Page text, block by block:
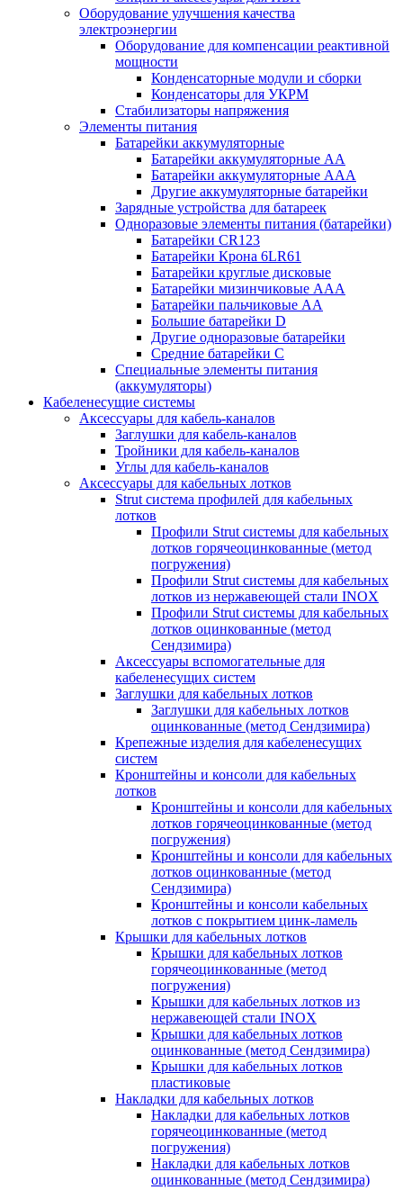
Оборудование улучшения качества
электроэнергии
Оборудование для компенсации реактивной
мощности
Конденсаторные модули и сборки
Конденсаторы для УКРМ
Стабилизаторы напряжения
Элементы питания
Батарейки аккумуляторные
Батарейки аккумуляторные АА
Батарейки аккумуляторные ААА
Другие аккумуляторные батарейки
Зарядные устройства для батареек
Одноразовые элементы питания (батарейки)
Батарейки CR123
Батарейки Крона 6LR61
Батарейки круглые дисковые
Батарейки мизинчиковые ААА
Батарейки пальчиковые АА
Большие батарейки D
Другие одноразовые батарейки
Средние батарейки C
Специальные элементы питания
(аккумуляторы)
Кабеленесущие системы
Аксессуары для кабель-каналов
Заглушки для кабель-каналов
Тройники для кабель-каналов
Углы для кабель-каналов
Аксессуары для кабельных лотков
Strut система профилей для кабельных
лотков
Профили Strut системы для кабельных
лотков горячеоцинкованные (метод
погружения)
Профили Strut системы для кабельных
лотков из нержавеющей стали INOX
Профили Strut системы для кабельных
лотков оцинкованные (метод
Сендзимира)
Аксессуары вспомогательные для
кабеленесущих систем
Заглушки для кабельных лотков
Заглушки для кабельных лотков
оцинкованные (метод Сендзимира)
Крепежные изделия для кабеленесущих
систем
Кронштейны и консоли для кабельных
лотков
Кронштейны и консоли для кабельных
лотков горячеоцинкованные (метод
погружения)
Кронштейны и консоли для кабельных
лотков оцинкованные (метод
Сендзимира)
Кронштейны и консоли кабельных
лотков с покрытием цинк-ламель
Крышки для кабельных лотков
Крышки для кабельных лотков
горячеоцинкованные (метод
погружения)
Крышки для кабельных лотков из
нержавеющей стали INOX
Крышки для кабельных лотков
оцинкованные (метод Сендзимира)
Крышки для кабельных лотков
пластиковые
Накладки для кабельных лотков
Накладки для кабельных лотков
горячеоцинкованные (метод
погружения)
Накладки для кабельных лотков
оцинкованные (метод Сендзимира)